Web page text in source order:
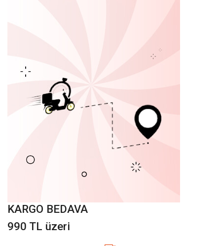
KARGO BEDAVA
990 TL üzeri